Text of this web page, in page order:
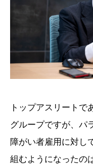
トップアスリートで
グループですが、パ
障がい者雇用に対し
組むようになったの